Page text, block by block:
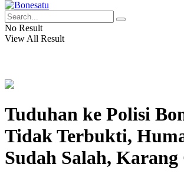
No Result
View All Result
Tuduhan ke Polisi
Tidak Terbukti,
Sudah Salah,